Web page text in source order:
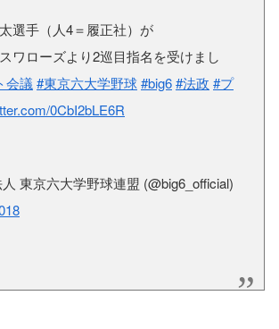
選手（人4＝履正社）が
ワローズより2巡目指名を受けまし
会議 #東京六大学野球#big6#法政 #プ
0CbI2bLE6R
東京六大学野球連盟 (@big6_official)